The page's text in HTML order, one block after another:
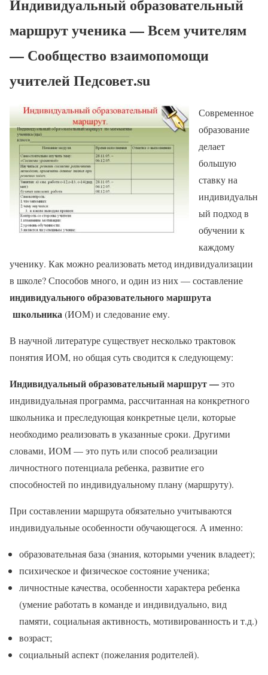
Индивидуальный образовательный
маршрут ученика — Всем учителям
— Сообщество взаимопомощи
учителей Педсовет.su
Современное
образование
делает
большую
ставку на
индивидуальн
ый подход в
обучении к
каждому
ученику. Как можно реализовать метод индивидуализации
в школе? Способов много, и один из них — составление
индивидуального образовательного маршрута
школьника(ИОМ) и следование ему.
В научной литературе существует несколько трактовок
понятия ИОМ, но общая суть сводится к следующему:
Индивидуальный образовательный маршрут —это
индивидуальная программа, рассчитанная на конкретного
школьника и преследующая конкретные цели, которые
необходимо реализовать в указанные сроки. Другими
словами, ИОМ — это путь или способ реализации
личностного потенциала ребенка, развитие его
способностей по индивидуальному плану (маршруту).
При составлении маршрута обязательно учитываются
индивидуальные особенности обучающегося. А именно:
образовательная база (знания, которыми ученик владеет);
психическое и физическое состояние ученика;
личностные качества, особенности характера ребенка
(умение работать в команде и индивидуально, вид
памяти, социальная активность, мотивированность и т.д.)
возраст;
социальный аспект (пожелания родителей).